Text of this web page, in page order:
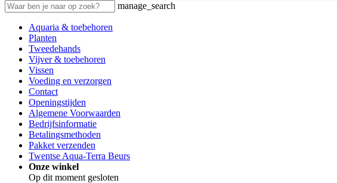
manage_search
Aquaria & toebehoren
Planten
Tweedehands
Vijver & toebehoren
Vissen
Voeding en verzorgen
Contact
Openingstijden
Algemene Voorwaarden
Bedrijfsinformatie
Betalingsmethoden
Pakket verzenden
Twentse Aqua-Terra Beurs
Onze winkel
Op dit moment gesloten